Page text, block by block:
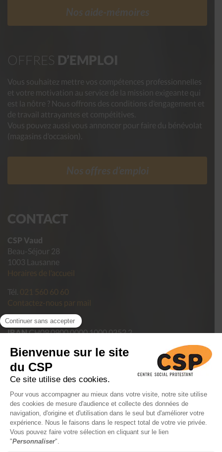
Nos aide-mémoires
OFFRES D’EMPLOI
Vous souhaitez mettre vos compétences professionnelles
et votre motivation au service de la mission exigeante qui
est la nôtre ? Nous offrons des conditions d’engagement et
de travail attrayantes et compétitives.
Vous pouvez aussi vous annoncer pour faire du bénévolat
(magasins d’occasion).
Nos offres d’emploi
CONTACT
CSP Vaud
Beau-Séjour 28
1003 Lausanne
Horaires de l’accueil
Tél. 021 560 60 60
Contactez-nous par mail
Pour faire un don
IBANCH09 0900 0000 1000 0252 2
Politique de confidentialité des données du CSP Vaud
Mentions légales